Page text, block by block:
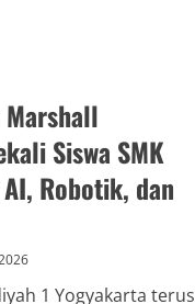
Siswa SMK
Robotik, dan
1 Yogyakarta terus